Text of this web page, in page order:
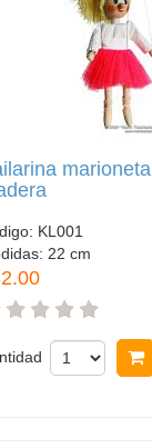
KL001
22 cm